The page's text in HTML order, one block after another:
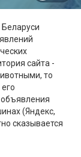
сайта -
то
(Яндекс,
сказывается